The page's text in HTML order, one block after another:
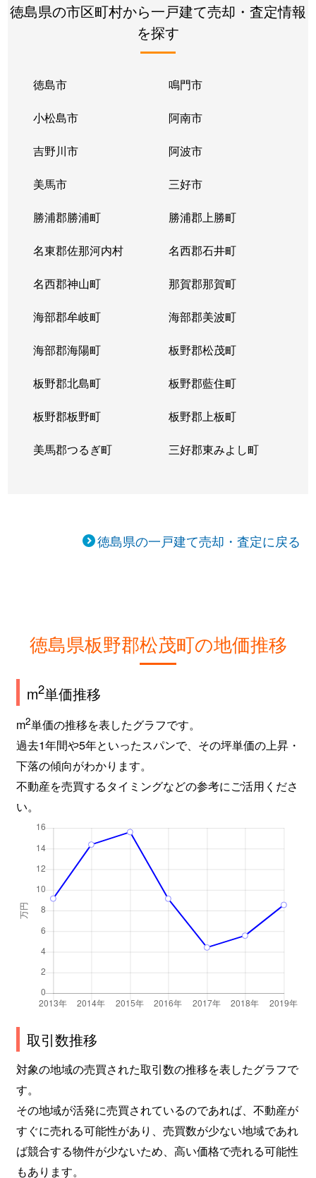
徳島県の市区町村から一戸建て売却・査定情報
を探す
徳島市 鳴門市
小松島市 阿南市
吉野川市 阿波市
美馬市 三好市
勝浦郡勝浦町 勝浦郡上勝町
名東郡佐那河内村 名西郡石井町
名西郡神山町 那賀郡那賀町
海部郡牟岐町 海部郡美波町
海部郡海陽町 板野郡松茂町
板野郡北島町 板野郡藍住町
板野郡板野町 板野郡上板町
美馬郡つるぎ町 三好郡東みよし町
徳島県の一戸建て売却・査定に戻る
徳島県板野郡松茂町の地価推移
m2単価推移
m2単価の推移を表したグラフです。
過去1年間や5年といったスパンで、その坪単価の上昇・
下落の傾向がわかります。
不動産を売買するタイミングなどの参考にご活用くださ
い。
取引数推移
対象の地域の売買された取引数の推移を表したグラフで
す。
その地域が活発に売買されているのであれば、不動産が
すぐに売れる可能性があり、売買数が少ない地域であれ
ば競合する物件が少ないため、高い価格で売れる可能性
もあります。